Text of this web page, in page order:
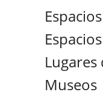
Lugares
Museos